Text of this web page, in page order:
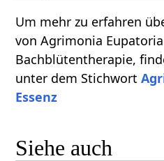
Um mehr zu erfahren
von Agrimonia
Bachblütentherapie,
unter dem Stichwort
Essenz
Siehe auch